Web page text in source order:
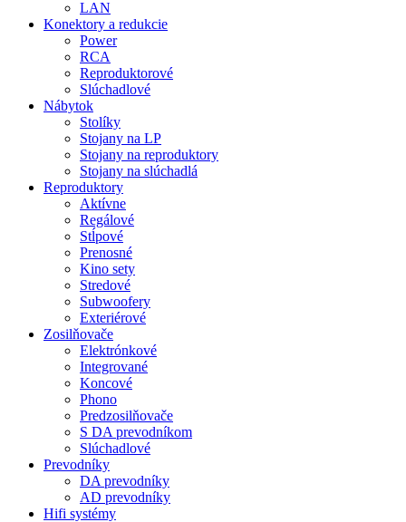
LAN
Konektory a redukcie
Power
RCA
Reproduktorové
Slúchadlové
Nábytok
Stolíky
Stojany na LP
Stojany na reproduktory
Stojany na slúchadlá
Reproduktory
Aktívne
Regálové
Stĺpové
Prenosné
Kino sety
Stredové
Subwoofery
Exteriérové
Zosilňovače
Elektrónkové
Integrované
Koncové
Phono
Predzosilňovače
S DA prevodníkom
Slúchadlové
Prevodníky
DA prevodníky
AD prevodníky
Hifi systémy